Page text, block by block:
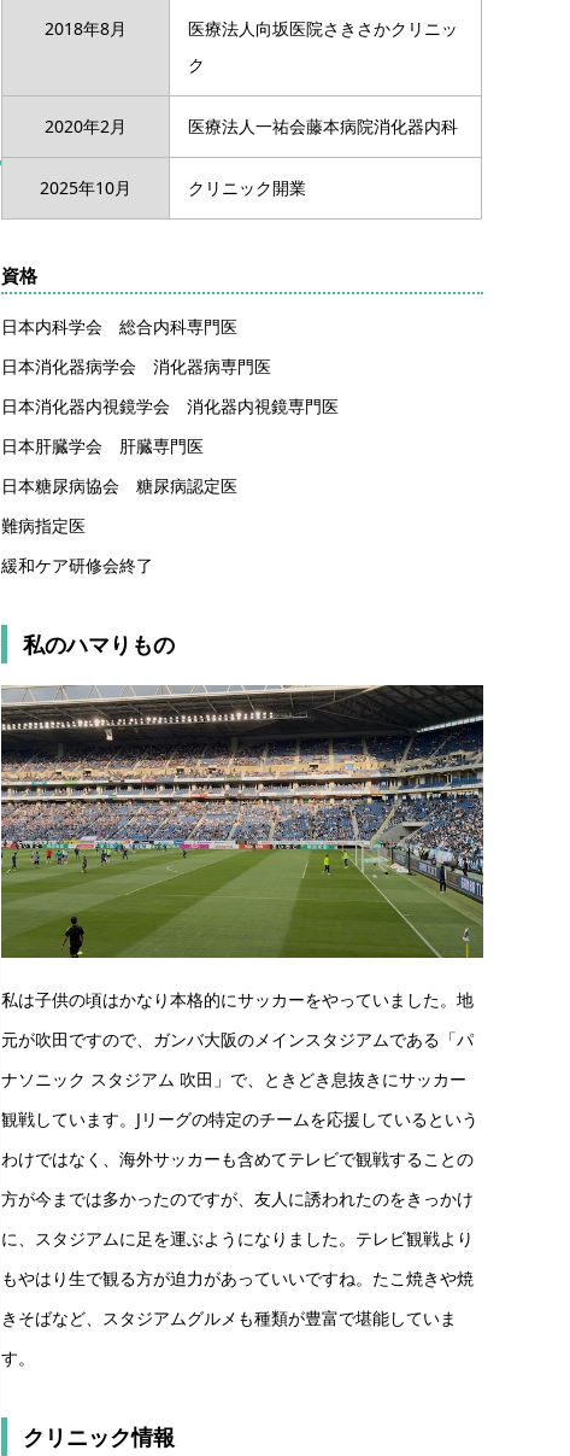
2018年8月
医療法人向坂医院さきさかクリニッ
ク
2020年2月 医療法人一祐会藤本病院消化器内科
2025年10月 クリニック開業
資格
日本内科学会 総合内科専門医
日本消化器病学会 消化器病専門医
日本消化器内視鏡学会 消化器内視鏡専門医
日本肝臓学会 肝臓専門医
日本糖尿病協会 糖尿病認定医
難病指定医
緩和ケア研修会終了
私のハマりもの
私は子供の頃はかなり本格的にサッカーをやっていました。地
元が吹田ですので、ガンバ大阪のメインスタジアムである「パ
ナソニック スタジアム 吹田」で、ときどき息抜きにサッカー
観戦しています。Jリーグの特定のチームを応援しているという
わけではなく、海外サッカーも含めてテレビで観戦することの
方が今までは多かったのですが、友人に誘われたのをきっかけ
に、スタジアムに足を運ぶようになりました。テレビ観戦より
もやはり生で観る方が迫力があっていいですね。たこ焼きや焼
きそばなど、スタジアムグルメも種類が豊富で堪能していま
す。
クリニック情報